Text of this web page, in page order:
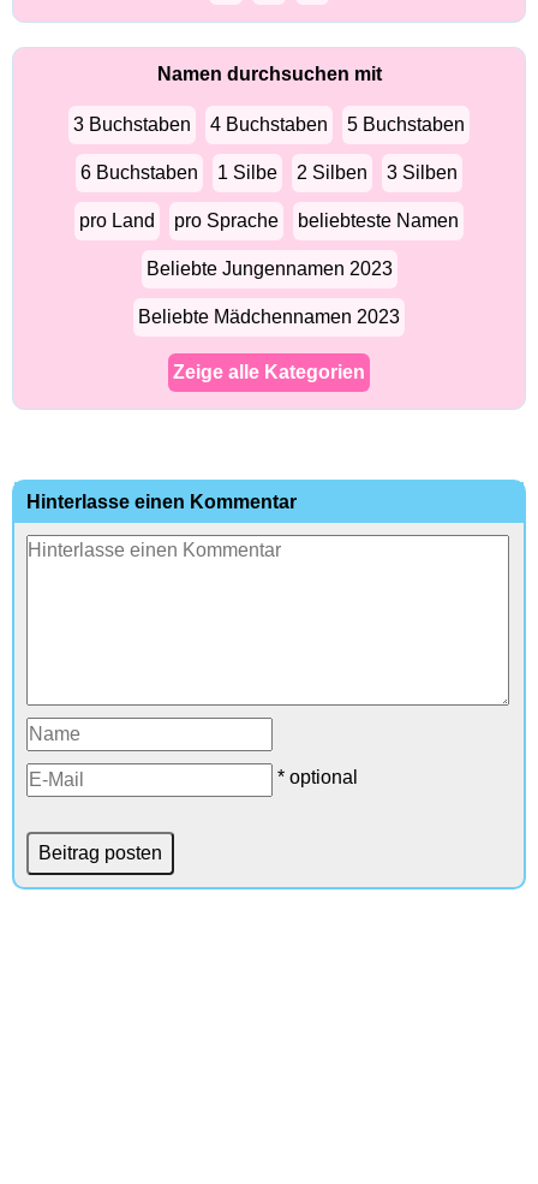
Namen durchsuchen mit
3 Buchstaben 4 Buchstaben 5 Buchstaben
6 Buchstaben 1 Silbe 2 Silben 3 Silben
pro Land pro Sprache beliebteste Namen
Beliebte Jungennamen 2023
Beliebte Mädchennamen 2023
Zeige alle Kategorien
Hinterlasse einen Kommentar
* optional